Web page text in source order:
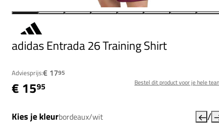
adidas Entrada 26 Training Shirt
Adviesprijs:€ 1795
€ 1595 Bestel dit product voor je hele
Kies je kleurbordeaux/wit /